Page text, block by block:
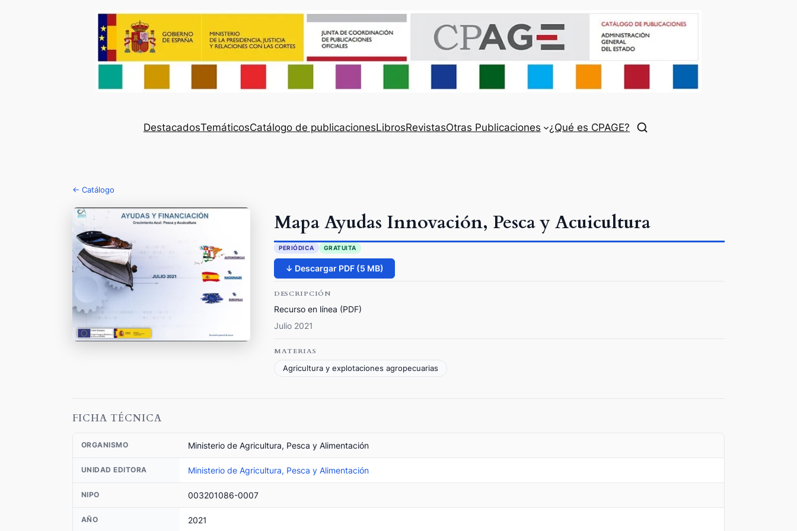
DestacadosTemáticosCatálogo de publicacionesLibrosRevistasOtras Publicaciones ¿Qué es CPAGE?
← Catálogo
Mapa Ayudas Innovación, Pesca y Acuicultura
PERIÓDICA GRATUITA
↓ Descargar PDF (5 MB)
DESCRIPCIÓN
Recurso en línea (PDF)
Julio 2021
MATERIAS
Agricultura y explotaciones agropecuarias
FICHA TÉCNICA
ORGANISMO Ministerio de Agricultura, Pesca y Alimentación
UNIDAD EDITORA Ministerio de Agricultura, Pesca y Alimentación
NIPO 003201086-0007
AÑO 2021